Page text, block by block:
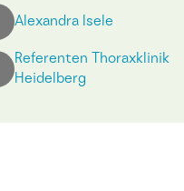
Alexandra Isele
Referenten Thoraxklinik
Heidelberg